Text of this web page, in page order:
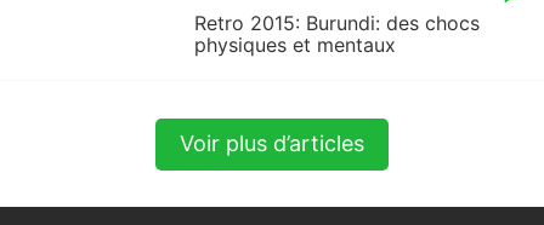
Retro 2015: Burundi: des chocs
physiques et mentaux
Voir plus d’articles